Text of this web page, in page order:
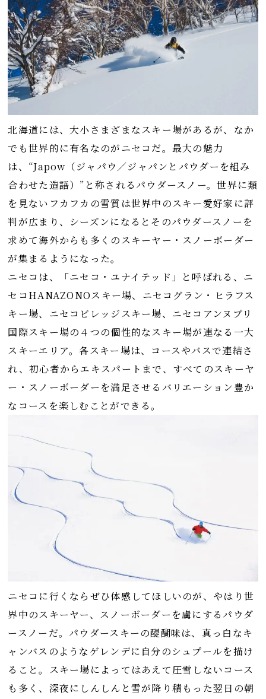
北海道には、大小さまざまなスキー場があるが、なか
でも世界的に有名なのがニセコだ。最大の魅力
は、“Japow（ジャパウ／ジャパンとパウダーを組み
合わせた造語）”と称されるパウダースノー。世界に類
を見ないフカフカの雪質は世界中のスキー愛好家に評
判が広まり、シーズンになるとそのパウダースノーを
求めて海外からも多くのスキーヤー・スノーボーダー
が集まるようになった。
ニセコは、「ニセコ・ユナイテッド」と呼ばれる、ニ
セコHANAZONOスキー場、ニセコグラン・ヒラフス
キー場、ニセコビレッジスキー場、ニセコアンヌプリ
国際スキー場の４つの個性的なスキー場が連なる一大
スキーエリア。各スキー場は、コースやバスで連結さ
れ、初心者からエキスパートまで、すべてのスキーヤ
ー・スノーボーダーを満足させるバリエーション豊か
なコースを楽しむことができる。
ニセコに行くならぜひ体感してほしいのが、やはり世
界中のスキーヤー、スノーボーダーを虜にするパウダ
ースノーだ。パウダースキーの醍醐味は、真っ白なキ
ャンバスのようなゲレンデに自分のシュプールを描け
ること。スキー場によってはあえて圧雪しないコース
も多く、深夜にしんしんと雪が降り積もった翌日の朝